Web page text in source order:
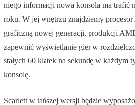
niego informacji nowa konsola ma trafić
roku. W jej wnętrzu znajdziemy
graficzną nowej generacji, produkcji
zapewnić wyświetlanie gier w
stałych 60 klatek na sekundę w każdym
konsolę.
Scarlett w tańszej wersji będzie